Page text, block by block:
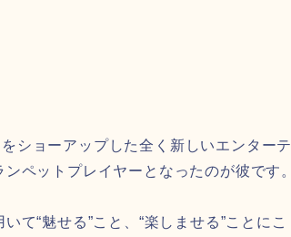
ショーアップした全く新しいエンターテ
ペットプレイヤーとなったのが彼です。
て“魅せる”こと、“楽しませる”ことにこ